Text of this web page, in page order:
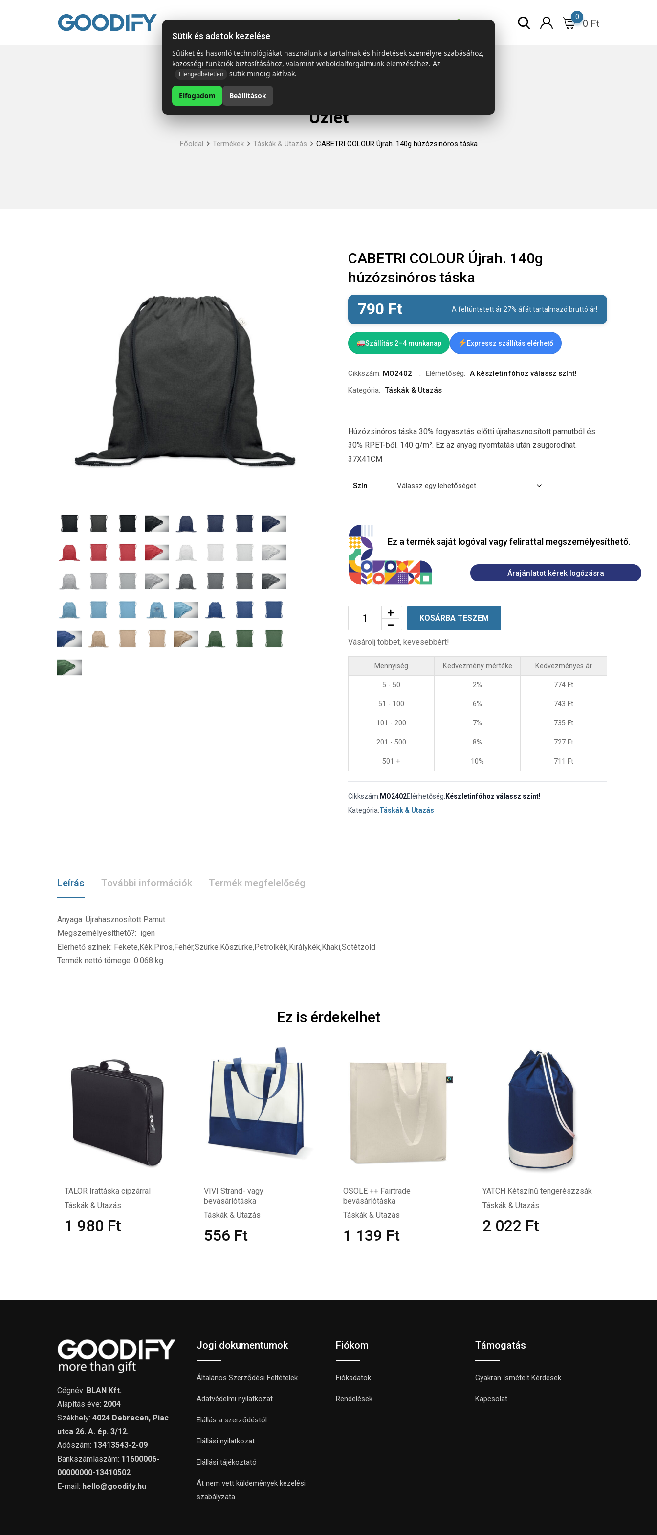
Kezdőlap Termékek Emblémázás és szállítás Tech = Kedvező ár ESG 0 Ft
0
Üzlet
Főoldal Termékek Táskák & Utazás CABETRI COLOUR Újrah. 140g húzózsinóros táska
CABETRI COLOUR Újrah. 140g
húzózsinóros táska
790 Ft A feltüntetett ár 27% áfát tartalmazó bruttó ár!
Szállítás 2–4 munkanap Expressz szállítás elérhető
Cikkszám: MO2402 Elérhetőség: A készletinfóhoz válassz színt!
Kategória: Táskák & Utazás
Húzózsinóros táska 30% fogyasztás előtti újrahasznosított pamutból és
30% RPET-ből. 140 g/m². Ez az anyag nyomtatás után zsugorodhat.
37X41CM
Szín
Ez a termék saját logóval vagy felirattal megszemélyesíthető.
Árajánlatot kérek logózásra
KOSÁRBA TESZEM
Vásárolj többet, kevesebbért!
Mennyiség Kedvezmény mértéke Kedvezményes ár
5 - 50 2% 774 Ft
51 - 100 6% 743 Ft
101 - 200 7% 735 Ft
201 - 500 8% 727 Ft
501 + 10% 711 Ft
Cikkszám: MO2402Elérhetőség: Készletinfóhoz válassz színt!
Kategória:Táskák & Utazás
Leírás További információk Termék megfelelőség
Anyaga: Újrahasznosított Pamut
Megszemélyesíthető?: igen
Elérhető színek: Fekete,Kék,Piros,Fehér,Szürke,Kőszürke,Petrolkék,Királykék,Khaki,Sötétzöld
Termék nettó tömege: 0.068 kg
Ez is érdekelhet
TALOR Irattáska cipzárral
Táskák & Utazás
1 980 Ft
VIVI Strand- vagy
bevásárlótáska
Táskák & Utazás
556 Ft
OSOLE ++ Fairtrade
bevásárlótáska
Táskák & Utazás
1 139 Ft
YATCH Kétszínű tengerészzsák
Táskák & Utazás
2 022 Ft
Cégnév: BLAN Kft.
Alapítás éve: 2004
Székhely: 4024 Debrecen, Piac
utca 26. A. ép. 3/12.
Adószám: 13413543-2-09
Bankszámlaszám: 11600006-
00000000-13410502
E-mail: hello@goodify.hu
Jogi dokumentumok
Általános Szerződési Feltételek
Adatvédelmi nyilatkozat
Elállás a szerződéstől
Elállási nyilatkozat
Elállási tájékoztató
Át nem vett küldemények kezelési
szabályzata
Fiókom
Fiókadatok
Rendelések
Támogatás
Gyakran Ismételt Kérdések
Kapcsolat
Sütik és adatok kezelése
Sütiket és hasonló technológiákat használunk a tartalmak és hirdetések személyre szabásához,
közösségi funkciók biztosításához, valamint weboldalforgalmunk elemzéséhez. Az
Elengedhetetlen sütik mindig aktívak.
Elfogadom Beállítások